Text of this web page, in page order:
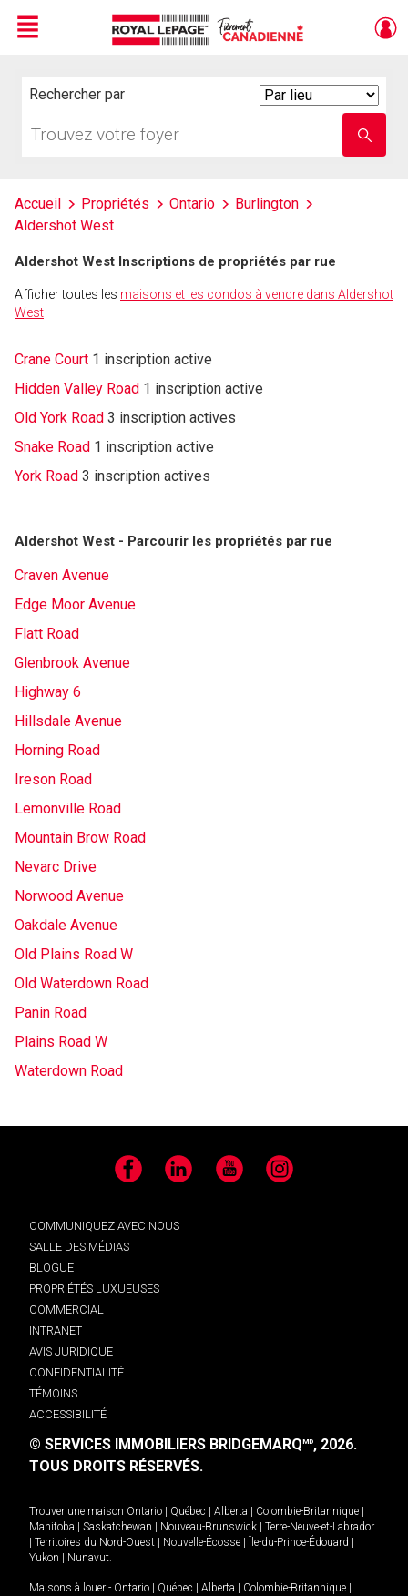
Menu
Rechercher par
votre
nom
Accueil Propriétés Ontario
Burlington
Aldershot West
Aldershot West Inscriptions de propriétés par rue
Afficher toutes les maisons et les condos à vendre dans Aldershot
West
Crane Court 1 inscription active
Hidden Valley Road 1 inscription active
Old York Road 3 inscription actives
Snake Road 1 inscription active
York Road 3 inscription actives
Aldershot West - Parcourir les propriétés par rue
Craven Avenue
Edge Moor Avenue
Flatt Road
Glenbrook Avenue
Highway 6
Hillsdale Avenue
Horning Road
Ireson Road
Lemonville Road
Mountain Brow Road
Nevarc Drive
Norwood Avenue
Oakdale Avenue
Old Plains Road W
Old Waterdown Road
Panin Road
Plains Road W
Waterdown Road
Facebook LinkedIn YouTube Instagram
COMMUNIQUEZ AVEC NOUS
SALLE DES MÉDIAS
BLOGUE
PROPRIÉTÉS LUXUEUSES
COMMERCIAL
INTRANET
AVIS JURIDIQUE
CONFIDENTIALITÉ
TÉMOINS
ACCESSIBILITÉ
© SERVICES IMMOBILIERS BRIDGEMARQMD, 2026.
TOUS DROITS RÉSERVÉS.
Trouver une maison Ontario Québec Alberta Colombie-Britannique
Manitoba
Saskatchewan Nouveau-Brunswick
Terre-Neuve-et-Labrador
Territoires du Nord-Ouest Nouvelle-Écosse Île-du-Prince-Édouard
Yukon
Nunavut.
Maisons à louer - Ontario Québec Alberta Colombie-Britannique